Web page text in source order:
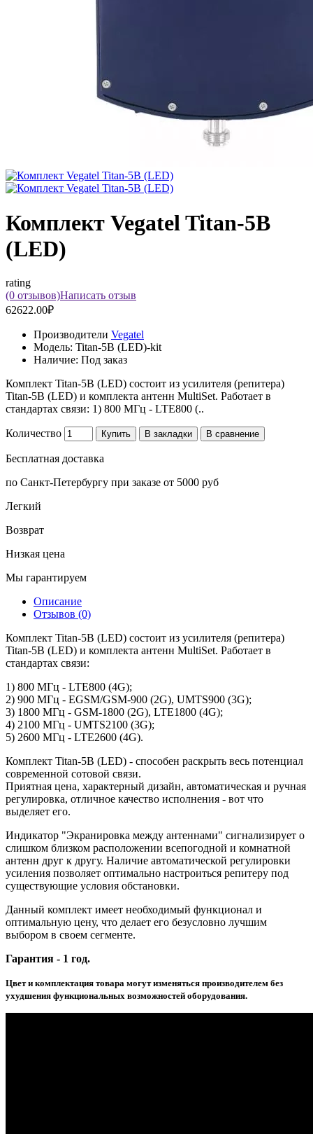
Комплект Vegatel Titan-5B
(LED)
rating
(0 отзывов)Написать отзыв
62622.00₽
Производители Vegatel
Модель: Titan-5B (LED)-kit
Наличие: Под заказ
Комплект Titan-5B (LED) состоит из усилителя (репитера)
Titan-5B (LED) и комплекта антенн MultiSet. Работает в
стандартах связи: 1) 800 МГц - LTE800 (..
Количество Купить В закладки В сравнение
Бесплатная доставка
по Санкт-Петербургу при заказе от 5000 руб
Легкий
Возврат
Низкая цена
Мы гарантируем
Описание
Отзывов (0)
Комплект Titan-5B (LED) состоит из усилителя (репитера)
Titan-5B (LED) и комплекта антенн MultiSet. Работает в
стандартах связи:
1) 800 МГц - LTE800 (4G);
2) 900 МГц - EGSM/GSM-900 (2G), UMTS900 (3G);
3) 1800 МГц - GSM-1800 (2G), LTE1800 (4G);
4) 2100 МГц - UMTS2100 (3G);
5) 2600 МГц - LTE2600 (4G).
Комплект Titan-5B (LED) - способен раскрыть весь потенциал
современной сотовой связи.
Приятная цена, характерный дизайн, автоматическая и ручная
регулировка, отличное качество исполнения - вот что
выделяет его.
Индикатор "Экранировка между антеннами" сигнализирует о
слишком близком расположении всепогодной и комнатной
антенн друг к другу. Наличие автоматической регулировки
усиления позволяет оптимально настроиться репитеру под
существующие условия обстановки.
Данный комплект имеет необходимый функционал и
оптимальную цену, что делает его безусловно лучшим
выбором в своем сегменте.
Гарантия - 1 год.
Цвет и комплектация товара могут изменяться производителем без
ухудшения функциональных возможностей оборудования.